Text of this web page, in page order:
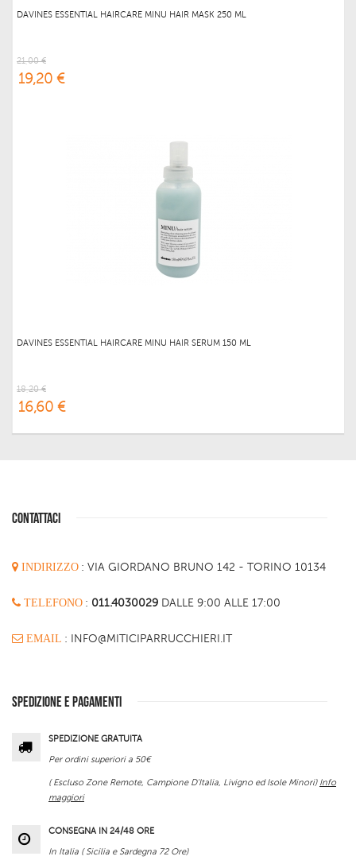
DAVINES ESSENTIAL HAIRCARE MINU HAIR MASK 250 ML
21,00 €
19,20 €
DAVINES ESSENTIAL HAIRCARE MINU HAIR SERUM 150 ML
18,20 €
16,60 €
CONTATTACI
INDIRIZZO : VIA GIORDANO BRUNO 142 - TORINO 10134
TELEFONO : 011.4030029 DALLE 9:00 ALLE 17:00
EMAIL : INFO@MITICIPARRUCCHIERI.IT
SPEDIZIONE E PAGAMENTI
SPEDIZIONE GRATUITA
Per ordini superiori a 50€
( Escluso Zone Remote, Campione D'Italia, Livigno ed Isole Minori) Info
maggiori
CONSEGNA IN 24/48 ORE
In Italia ( Sicilia e Sardegna 72 Ore)